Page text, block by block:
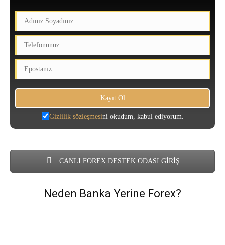
Gizlilik sözleşmesini okudum, kabul ediyorum.
CANLI FOREX DESTEK ODASI GİRİŞ
Neden Banka Yerine Forex?